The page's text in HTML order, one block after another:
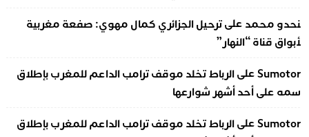
محمدعلىترحيل الجزائري كمال مهوي: صفعة مغربية
قناة “النهار”
علىالرباط تخلد موقف ترامب الداعم للمغرب بإطلاق
على أحد أشهر شوارعها
علىالرباط تخلد موقف ترامب الداعم للمغرب بإطلاق